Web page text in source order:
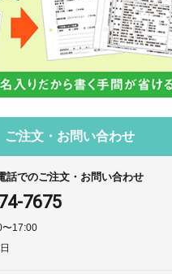
ご注文・お問い合わせ
話でのご注文・お問い合わせ
7675
〜17:00